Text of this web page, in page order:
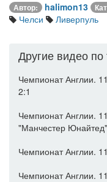
Автор: halimon13
Челси
Ливерпуль
Другие видео по
Чемпионат Англии.
2:1
Чемпионат Англии.
"Манчестер
Чемпионат Англии.
Чемпионат Англии.